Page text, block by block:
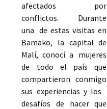
afectados por
conflictos. Durante
una de estas visitas en
Bamako, la capital de
Malí, conocí a mujeres
de todo el país que
compartieron conmigo
sus experiencias y los
desafíos de hacer que